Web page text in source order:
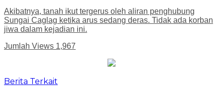
Akibatnya, tanah ikut tergerus oleh aliran penghubung
Sungai Caglag ketika arus sedang deras. Tidak ada korban
jiwa dalam kejadian ini.
Jumlah Views 1,967
Berita Terkait